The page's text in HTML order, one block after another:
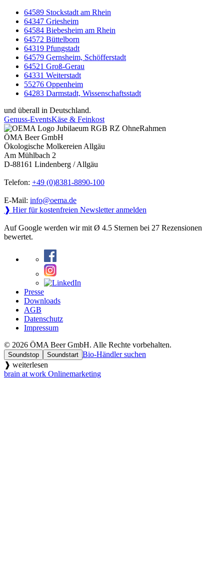
64589 Stockstadt am Rhein
64347 Griesheim
64584 Biebesheim am Rhein
64572 Büttelborn
64319 Pfungstadt
64579 Gernsheim, Schöfferstadt
64521 Groß-Gerau
64331 Weiterstadt
55276 Oppenheim
64283 Darmstadt, Wissenschaftsstadt
und überall in Deutschland.
Genuss-EventsKäse & Feinkost
ÖMA Beer GmbH
Ökologische Molkereien Allgäu
Am Mühlbach 2
D-88161 Lindenberg / Allgäu
Telefon: +49 (0)8381-8890-100
E-Mail: info@oema.de
❱ Hier für kostenfreien Newsletter anmelden
Auf Google werden wir mit Ø 4.5 Sternen bei 27 Rezensionen
bewertet.
Presse
Downloads
AGB
Datenschutz
Impressum
© 2026 ÖMA Beer GmbH. Alle Rechte vorbehalten.
Soundstop Soundstart Bio-Händler suchen
❱ weiterlesen
brain at work Onlinemarketing